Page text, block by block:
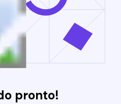
pronto!